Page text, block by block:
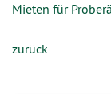
Mieten für
zurück